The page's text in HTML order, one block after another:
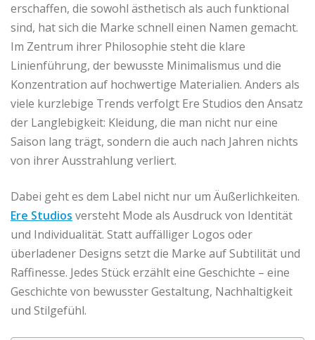
erschaffen, die sowohl ästhetisch als auch funktional
sind, hat sich die Marke schnell einen Namen gemacht.
Im Zentrum ihrer Philosophie steht die klare
Linienführung, der bewusste Minimalismus und die
Konzentration auf hochwertige Materialien. Anders als
viele kurzlebige Trends verfolgt Ere Studios den Ansatz
der Langlebigkeit: Kleidung, die man nicht nur eine
Saison lang trägt, sondern die auch nach Jahren nichts
von ihrer Ausstrahlung verliert.
Dabei geht es dem Label nicht nur um Äußerlichkeiten.
Ere Studios versteht Mode als Ausdruck von Identität
und Individualität. Statt auffälliger Logos oder
überladener Designs setzt die Marke auf Subtilität und
Raffinesse. Jedes Stück erzählt eine Geschichte – eine
Geschichte von bewusster Gestaltung, Nachhaltigkeit
und Stilgefühl.